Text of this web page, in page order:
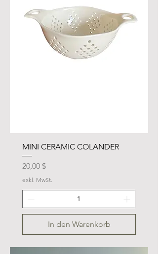
MINI CERAMIC COLANDER
Preis
20,00 $
exkl. MwSt.
In den Warenkorb